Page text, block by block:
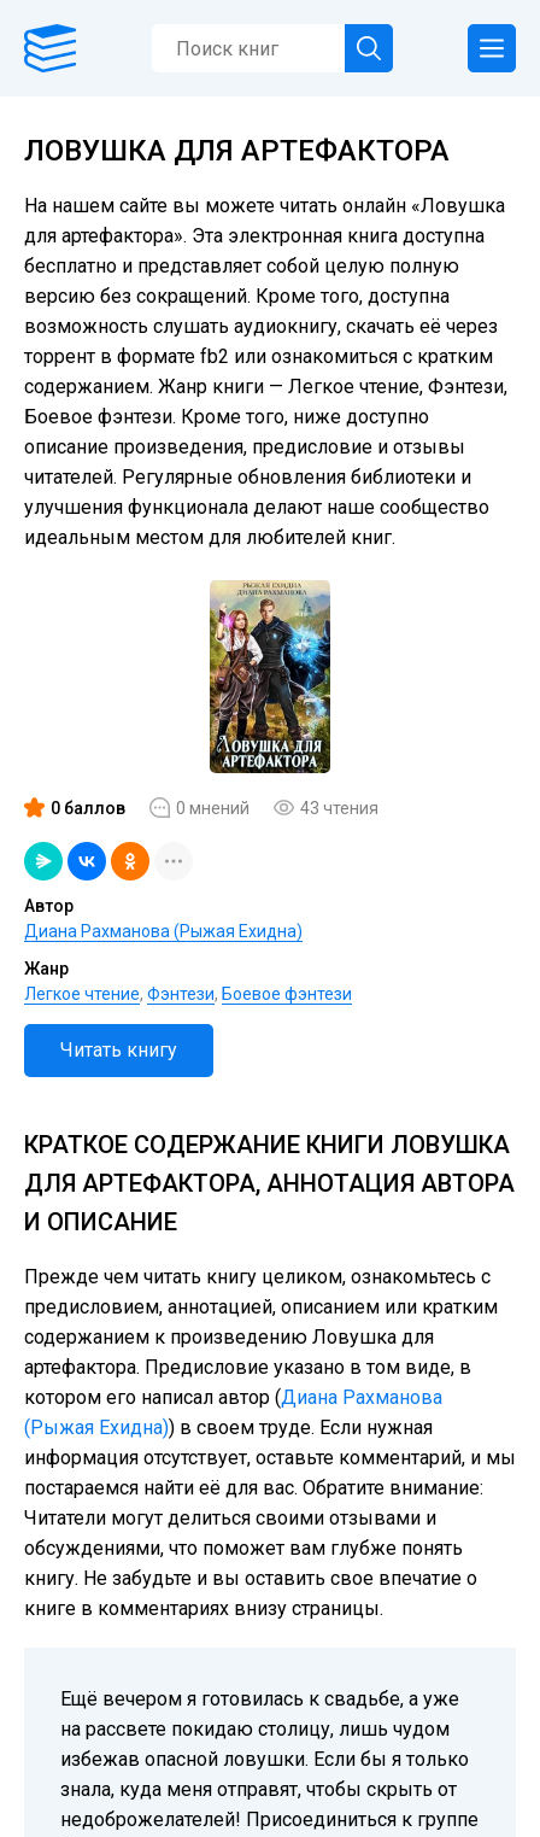
ЛОВУШКА ДЛЯ АРТЕФАКТОРА
На нашем сайте вы можете читать онлайн «Ловушка
для артефактора». Эта электронная книга доступна
бесплатно и представляет собой целую полную
версию без сокращений. Кроме того, доступна
возможность слушать аудиокнигу, скачать её через
торрент в формате fb2 или ознакомиться с кратким
содержанием. Жанр книги — Легкое чтение, Фэнтези,
Боевое фэнтези. Кроме того, ниже доступно
описание произведения, предисловие и отзывы
читателей. Регулярные обновления библиотеки и
улучшения функционала делают наше сообщество
идеальным местом для любителей книг.
0 баллов 0 мнений 43 чтения
Автор
Диана Рахманова (Рыжая Ехидна)
Жанр
Легкое чтение, Фэнтези, Боевое фэнтези
Читать книгу
КРАТКОЕ СОДЕРЖАНИЕ КНИГИ ЛОВУШКА
ДЛЯ АРТЕФАКТОРА, АННОТАЦИЯ АВТОРА
И ОПИСАНИЕ
Прежде чем читать книгу целиком, ознакомьтесь с
предисловием, аннотацией, описанием или кратким
содержанием к произведению Ловушка для
артефактора. Предисловие указано в том виде, в
котором его написал автор (Диана Рахманова
(Рыжая Ехидна)) в своем труде. Если нужная
информация отсутствует, оставьте комментарий, и мы
постараемся найти её для вас. Обратите внимание:
Читатели могут делиться своими отзывами и
обсуждениями, что поможет вам глубже понять
книгу. Не забудьте и вы оставить свое впечатие о
книге в комментариях внизу страницы.
Ещё вечером я готовилась к свадьбе, а уже
на рассвете покидаю столицу, лишь чудом
избежав опасной ловушки. Если бы я только
знала, куда меня отправят, чтобы скрыть от
недоброжелателей! Присоединиться к группе